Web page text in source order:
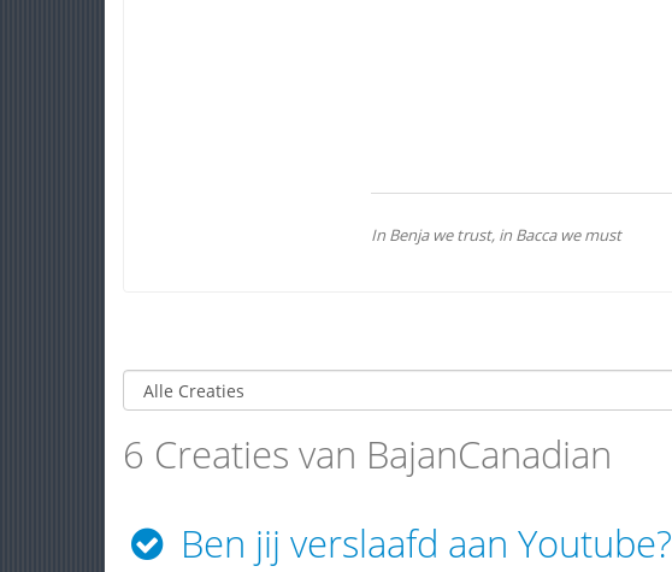
In Benja we trust, in Bacca we must
6 Creaties van BajanCanadian
Ben jij verslaafd aan Youtube?